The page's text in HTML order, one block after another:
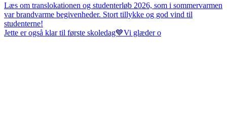
Læs om translokationen og studenterløb 2026, som i sommervarmen
var brandvarme begivenheder. Stort tillykke og god vind til
studenterne!
Jette er også klar til første skoledag💙Vi glæder o